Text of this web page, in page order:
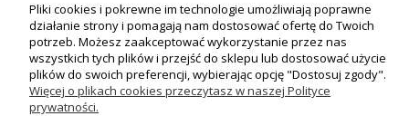
ZAKUPY
POMOC
Pliki cookies i pokrewne im technologie umożliwiają poprawne
działanie strony i pomagają nam dostosować ofertę do Twoich
potrzeb. Możesz zaakceptować wykorzystanie przez nas
wszystkich tych plików i przejść do sklepu lub dostosować użycie
plików do swoich preferencji, wybierając opcję "Dostosuj zgody".
Więcej o plikach cookies przeczytasz w naszej Polityce
prywatności.